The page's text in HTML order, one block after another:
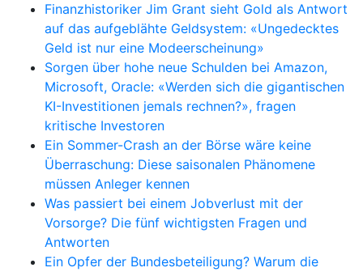
Finanzhistoriker Jim Grant sieht Gold als Antwort
auf das aufgeblähte Geldsystem: «Ungedecktes
Geld ist nur eine Modeerscheinung»
Sorgen über hohe neue Schulden bei Amazon,
Microsoft, Oracle: «Werden sich die gigantischen
KI-Investitionen jemals rechnen?», fragen
kritische Investoren
Ein Sommer-Crash an der Börse wäre keine
Überraschung: Diese saisonalen Phänomene
müssen Anleger kennen
Was passiert bei einem Jobverlust mit der
Vorsorge? Die fünf wichtigsten Fragen und
Antworten
Ein Opfer der Bundesbeteiligung? Warum die